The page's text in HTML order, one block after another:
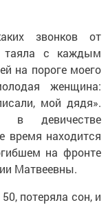
звонков от
таяла с каждым
на пороге моего
женщина:
мой дядя».
в девичестве
время находится
на фронте
Матвеевны.
потеряла сон, и